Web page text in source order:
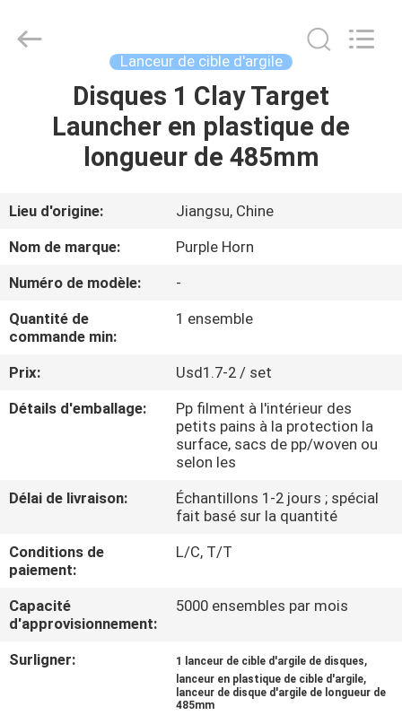
MAISON
PRODUITS
AU
SUJET
DE
VISITE
QUALITÉ
CONTACTEZ-
NOUS
BLOGS
Commerce
Lanceur de cible d'argile
Disques 1 Clay Target
Launcher en plastique de
longueur de 485mm
Lieu d'origine:
Jiangsu, Chine
Nom de marque:
Purple Horn
Numéro de modèle:
-
Quantité de
commande min:
1 ensemble
Prix:
Usd1.7-2 / set
Détails d'emballage:
Pp filment à l'intérieur des
petits pains à la protection la
surface, sacs de pp/woven ou
selon les
Délai de livraison:
Échantillons 1-2 jours ; spécial
fait basé sur la quantité
Conditions de
paiement:
L/C, T/T
Capacité
d'approvisionnement:
5000 ensembles par mois
Surligner: 1 lanceur de cible d'argile de disques,
lanceur en plastique de cible d'argile,
lanceur de disque d'argile de longueur de
485mm